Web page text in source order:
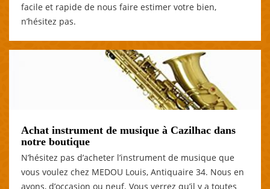
facile et rapide de nous faire estimer votre bien,
n’hésitez pas.
Achat instrument de musique à Cazilhac dans
notre boutique
N’hésitez pas d’acheter l’instrument de musique que
vous voulez chez MEDOU Louis, Antiquaire 34. Nous en
avons, d’occasion ou neuf. Vous verrez qu’il y a toutes